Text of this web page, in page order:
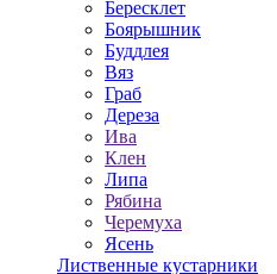
Бересклет
Боярышник
Буддлея
Вяз
Граб
Дереза
Ива
Клен
Липа
Рябина
Черемуха
Ясень
Лиственные кустарники